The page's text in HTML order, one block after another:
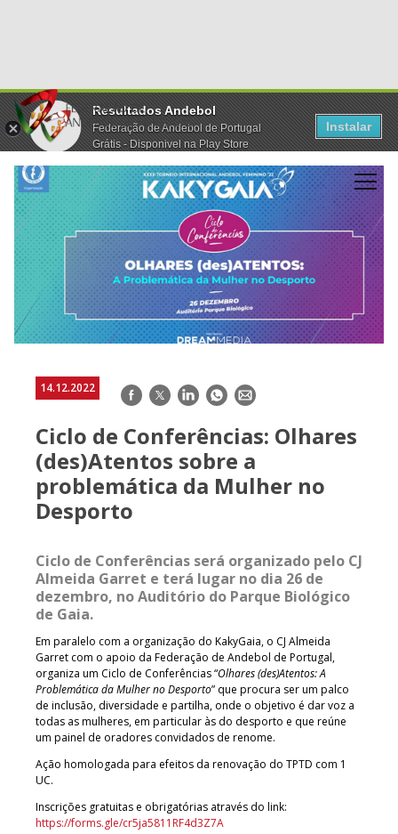
Resultados Andebol
Federação de Andebol de Portugal
Grátis - Disponivel na Play Store
Instalar
14.12.2022 Facebook
TwitterLinkedInWhatsApp
E-
Ciclo de Conferências: Olhares
(des)Atentos sobre a
problemática da Mulher no
Desporto
Ciclo de Conferências será organizado pelo CJ
Almeida Garret e terá lugar no dia 26 de
dezembro, no Auditório do Parque Biológico
de Gaia.
Em paralelo com a organização do KakyGaia, o CJ Almeida
Garret com o apoio da Federação de Andebol de Portugal,
organiza um Ciclo de Conferências “Olhares (des)Atentos: A
Problemática da Mulher no Desporto” que procura ser um palco
de inclusão, diversidade e partilha, onde o objetivo é dar voz a
todas as mulheres, em particular às do desporto e que reúne
um painel de oradores convidados de renome.
Ação homologada para efeitos da renovação do TPTD com 1
UC.
Inscrições gratuitas e obrigatórias através do link:
https://forms.gle/cr5ja5811RF4d3Z7A